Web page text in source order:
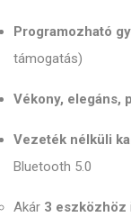
Programozható
támogatás)
Vékony, elegáns,
Vezeték nélküli
Bluetooth 5.0
Akár 3 eszközhöz